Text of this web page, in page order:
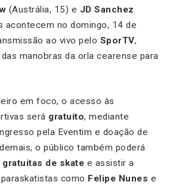
(Austrália, 15) e JD Sanchez
acontecem no domingo, 14 de
ao vivo pelo SporTV,
manobras da orla cearense para
em foco, o acesso às
será gratuito, mediante
pela Eventim e doação de
o público também poderá
gratuitas de skate e assistir a
como Felipe Nunes e